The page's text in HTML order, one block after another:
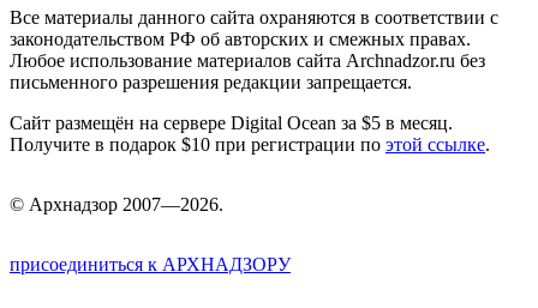
Все материалы данного сайта охраняются в соответствии с
законодательством РФ об авторских и смежных правах.
Любое использование материалов сайта Archnadzor.ru без
письменного разрешения редакции запрещается.
Сайт размещён на сервере Digital Ocean за $5 в месяц.
Получите в подарок $10 при регистрации по этой ссылке.
© Архнадзор 2007—2026.
присоединиться к АРХНАДЗОРУ